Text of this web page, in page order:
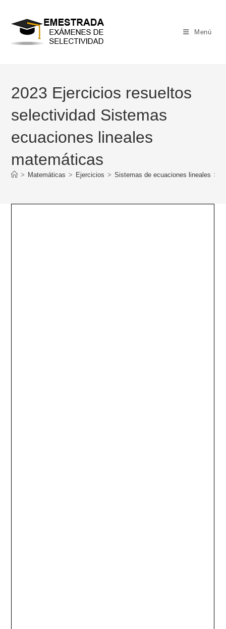
contenido
Menú
2023 Ejercicios resueltos
selectividad Sistemas
ecuaciones lineales
matemáticas
> Matemáticas > Ejercicios > Sistemas de ecuaciones lineales >